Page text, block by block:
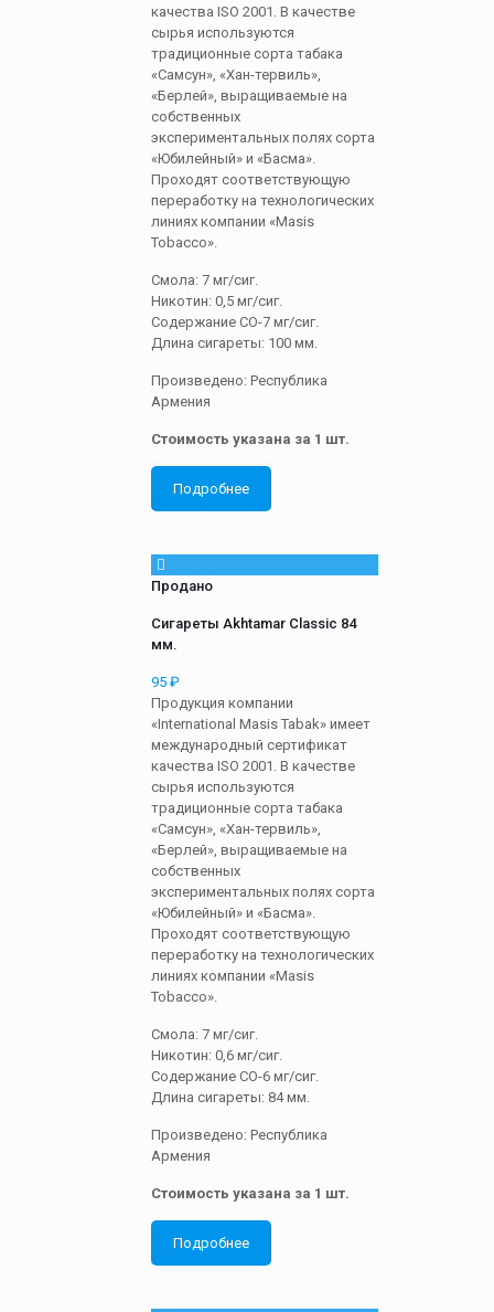
качества ISO 2001. В качестве
сырья используются
традиционные сорта табака
«Самсун», «Хан-тервиль»,
«Берлей», выращиваемые на
собственных
экспериментальных полях сорта
«Юбилейный» и «Басма».
Проходят соответствующую
переработку на технологических
линиях компании «Masis
Tobacco».
Смола: 7 мг/сиг.
Никотин: 0,5 мг/сиг.
Содержание СО-7 мг/сиг.
Длина сигареты: 100 мм.
Произведено: Республика
Армения
Стоимость указана за 1 шт.
Подробнее
Продано
Сигареты Akhtamar Classic 84
мм.
95 ₽
Продукция компании
«International Masis Tabak» имеет
международный сертификат
качества ISO 2001. В качестве
сырья используются
традиционные сорта табака
«Самсун», «Хан-тервиль»,
«Берлей», выращиваемые на
собственных
экспериментальных полях сорта
«Юбилейный» и «Басма».
Проходят соответствующую
переработку на технологических
линиях компании «Masis
Tobacco».
Смола: 7 мг/сиг.
Никотин: 0,6 мг/сиг.
Содержание СО-6 мг/сиг.
Длина сигареты: 84 мм.
Произведено: Республика
Армения
Стоимость указана за 1 шт.
Подробнее